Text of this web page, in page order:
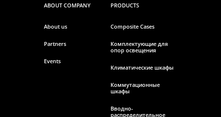
ABOUT COMPANY
About us
Partners
Events
PRODUCTS
Composite Cases
Комплектующие для
опор освещения
Климатические шкафы
Коммутационные
шкафы
Вводно-
распределительное